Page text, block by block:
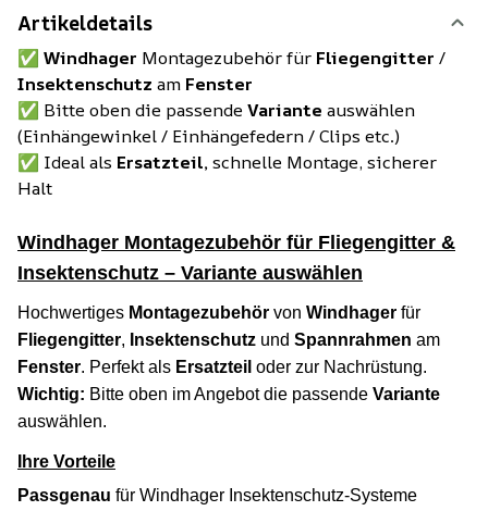
Artikeldetails
✅ Windhager Montagezubehör fürFliegengitter /
Insektenschutz amFenster
✅ Bitte oben die passende Variante auswählen
(Einhängewinkel / Einhängefedern / Clips etc.)
✅ Ideal als Ersatzteil,schnelle Montage, sicherer
Halt
Windhager Montagezubehör für Fliegengitter &
Insektenschutz – Variante auswählen
Hochwertiges Montagezubehör von Windhager für
Fliegengitter, Insektenschutz und Spannrahmen am
Fenster. Perfekt als Ersatzteil oder zur Nachrüstung.
Wichtig: Bitte oben im Angebot die passende Variante
auswählen.
Ihre Vorteile
Passgenau für Windhager Insektenschutz-Systeme